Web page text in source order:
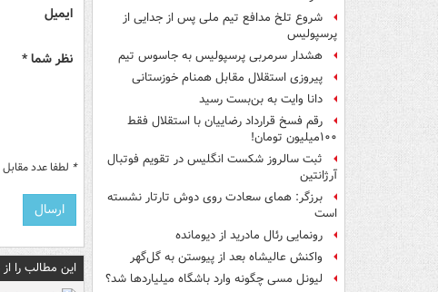
شروع تلخ مدافع تیم ملی پس از جدایی از
پرسپولیس
هشدار سرمربی پرسپولیس به جاسوس تیم
پیروزی استقلال مقابل همنام خوزستانی
دانا وایت به بن‌بست رسید
رقم فسخ قرارداد رضاییان با استقلال فقط
۱۰۰میلیون تومان!
ثبت سالروز شکست انگلیس در تقویم فوتبال
آرژانتین
برزگر: همای سعادت روی دوش تارتار نشسته
است
رونمایی رئال مادرید از دیومانده
واکنش عالیشاه بعد از پیوستن به گل‌گهر
لیونل مسی چگونه وارد باشگاه میلیاردها شد؟
ایمیل
نظر شما *
* لطفا عدد
این مطالب را